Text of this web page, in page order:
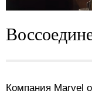
Компания Marvel